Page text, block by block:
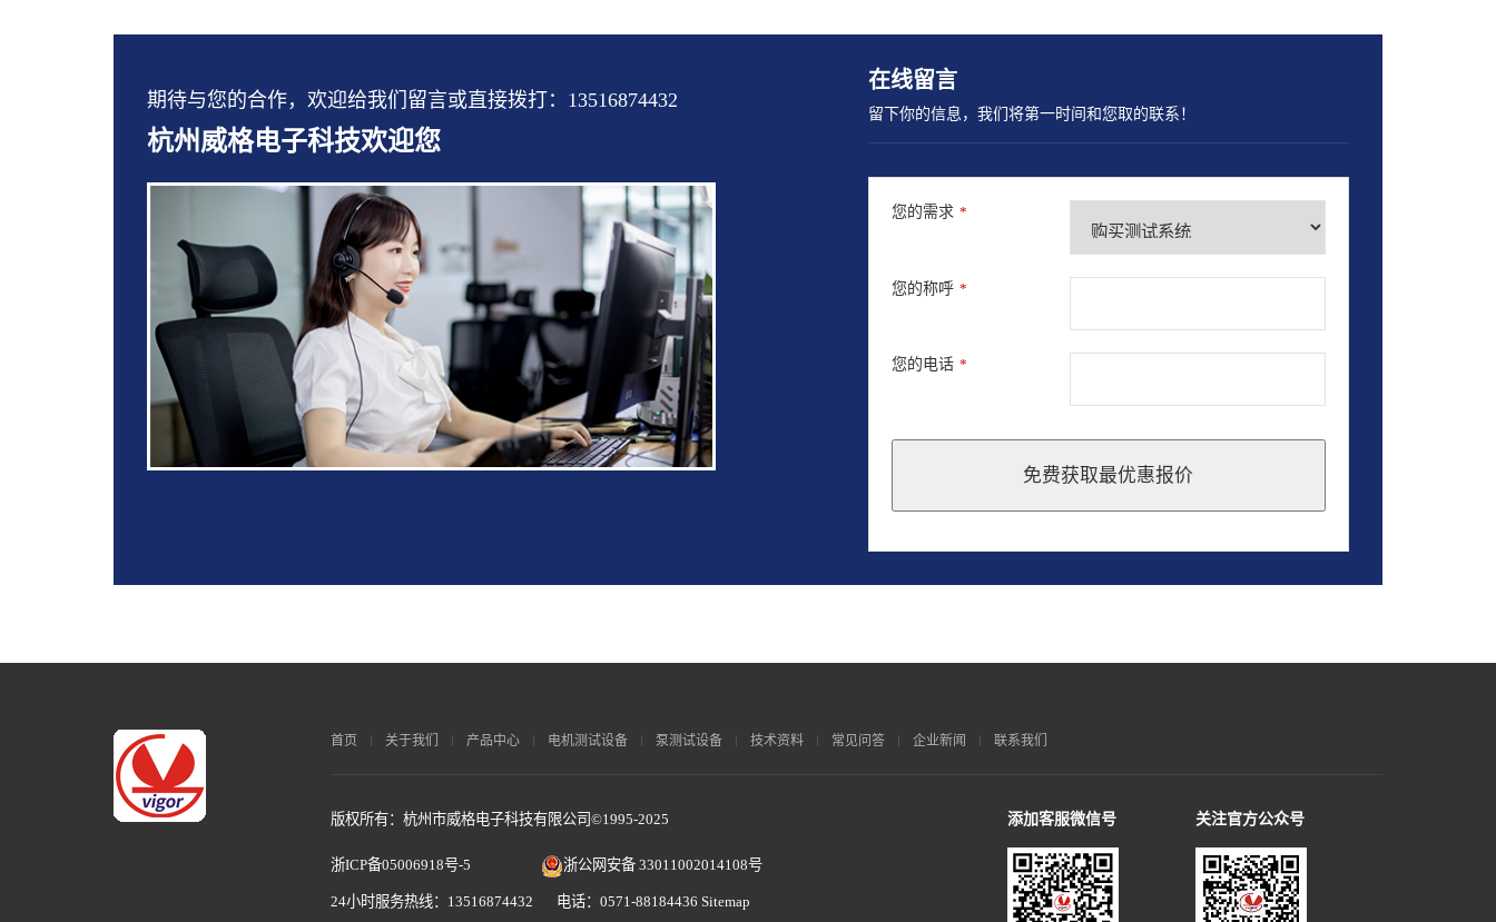
期待与您的合作，欢迎给我们留言或直接拨打：13516874432
杭州威格电子科技欢迎您
在线留言
留下你的信息，我们将第一时间和您取的联系！
您的需求 *
您的称呼 *
您的电话 *
免费获取最优惠报价
should
首页 关于我们 产品中心 电机测试设备 泵测试设备 技术资料 常见问答 企业新闻 联系我们
版权所有：杭州市威格电子科技有限公司©1995-2025 添加客服微信号 关注官方公众号
浙ICP备05006918号-5 浙公网安备 33011002014108号
24小时服务热线：13516874432 电话：0571-88184436 Sitemap